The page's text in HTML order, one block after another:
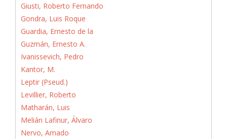
Giusti, Roberto Fernando
Gondra, Luis Roque
Guardia, Ernesto de la
Guzmán, Ernesto A.
Ivanissevich, Pedro
Kantor, M.
Leptir (Pseud.)
Levillier, Roberto
Matharán, Luis
Melián Lafinur, Álvaro
Nervo, Amado